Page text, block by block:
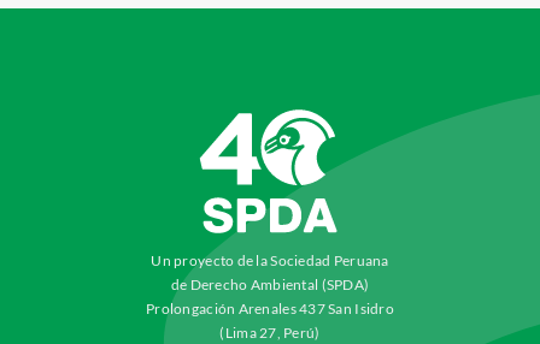
Un proyecto de la Sociedad Peruana
de Derecho Ambiental (SPDA)
Prolongación Arenales 437 San Isidro
(Lima 27, Perú)